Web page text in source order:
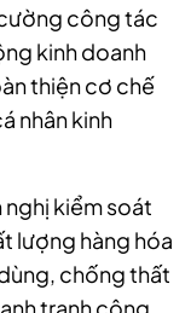
công tác
kinh doanh
thiện cơ chế
nhân kinh
nghị kiểm soát
lượng hàng hóa
chống thất